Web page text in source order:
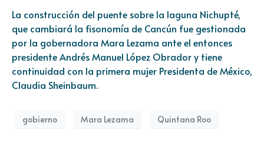
La construcción del puente sobre la laguna Nichupté,
que cambiará la fisonomía de Cancún fue gestionada
por la gobernadora Mara Lezama ante el entonces
presidente Andrés Manuel López Obrador y tiene
continuidad con la primera mujer Presidenta de México,
Claudia Sheinbaum.
gobierno Mara Lezama Quintana Roo